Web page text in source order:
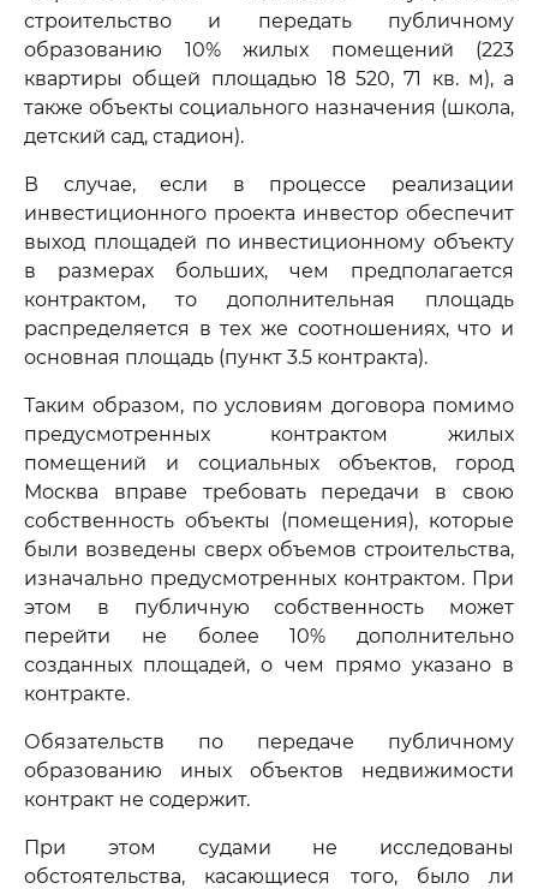
строительство и передать публичному
образованию 10% жилых помещений (223
квартиры общей площадью 18 520, 71 кв. м), а
также объекты социального назначения (школа,
детский сад, стадион).
В случае, если в процессе реализации
инвестиционного проекта инвестор обеспечит
выход площадей по инвестиционному объекту
в размерах больших, чем предполагается
контрактом, то дополнительная площадь
распределяется в тех же соотношениях, что и
основная площадь (пункт 3.5 контракта).
Таким образом, по условиям договора помимо
предусмотренных контрактом жилых
помещений и социальных объектов, город
Москва вправе требовать передачи в свою
собственность объекты (помещения), которые
были возведены сверх объемов строительства,
изначально предусмотренных контрактом. При
этом в публичную собственность может
перейти не более 10% дополнительно
созданных площадей, о чем прямо указано в
контракте.
Обязательств по передаче публичному
образованию иных объектов недвижимости
контракт не содержит.
При этом судами не исследованы
обстоятельства, касающиеся того, было ли